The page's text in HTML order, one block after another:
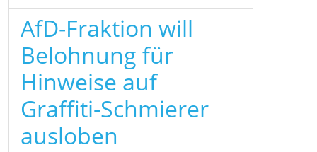
AfD-Fraktion will
Belohnung für
Hinweise auf
Graffiti-Schmierer
ausloben